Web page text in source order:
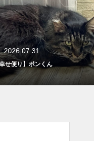
2026.07.31
幸せ便り】ポンくん